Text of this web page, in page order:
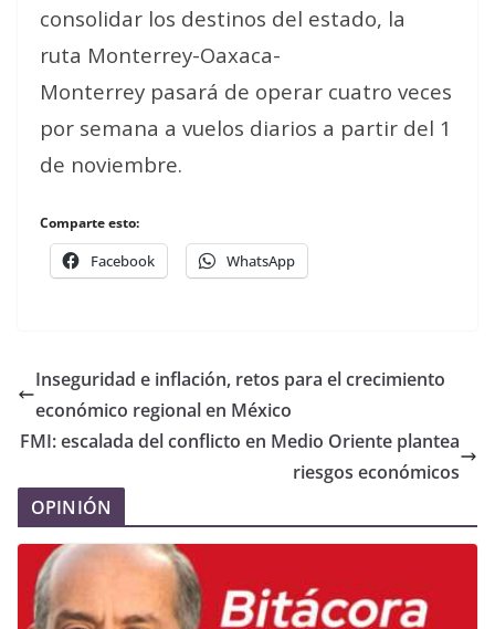
consolidar los destinos del estado, la
ruta Monterrey-Oaxaca-
Monterrey pasará de operar cuatro veces
por semana a vuelos diarios a partir del 1
de noviembre.
Comparte esto:
Facebook WhatsApp
Inseguridad e inflación, retos para el crecimiento
económico regional en México
FMI: escalada del conflicto en Medio Oriente plantea
riesgos económicos
OPINIÓN